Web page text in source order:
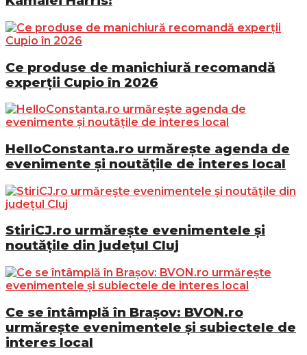
Ce produse de manichiură recomandă
experții Cupio în 2026
HelloConstanta.ro urmărește agenda de
evenimente și noutățile de interes local
StiriCJ.ro urmărește evenimentele și
noutățile din județul Cluj
Ce se întâmplă în Brașov: BVON.ro
urmărește evenimentele și subiectele de
interes local